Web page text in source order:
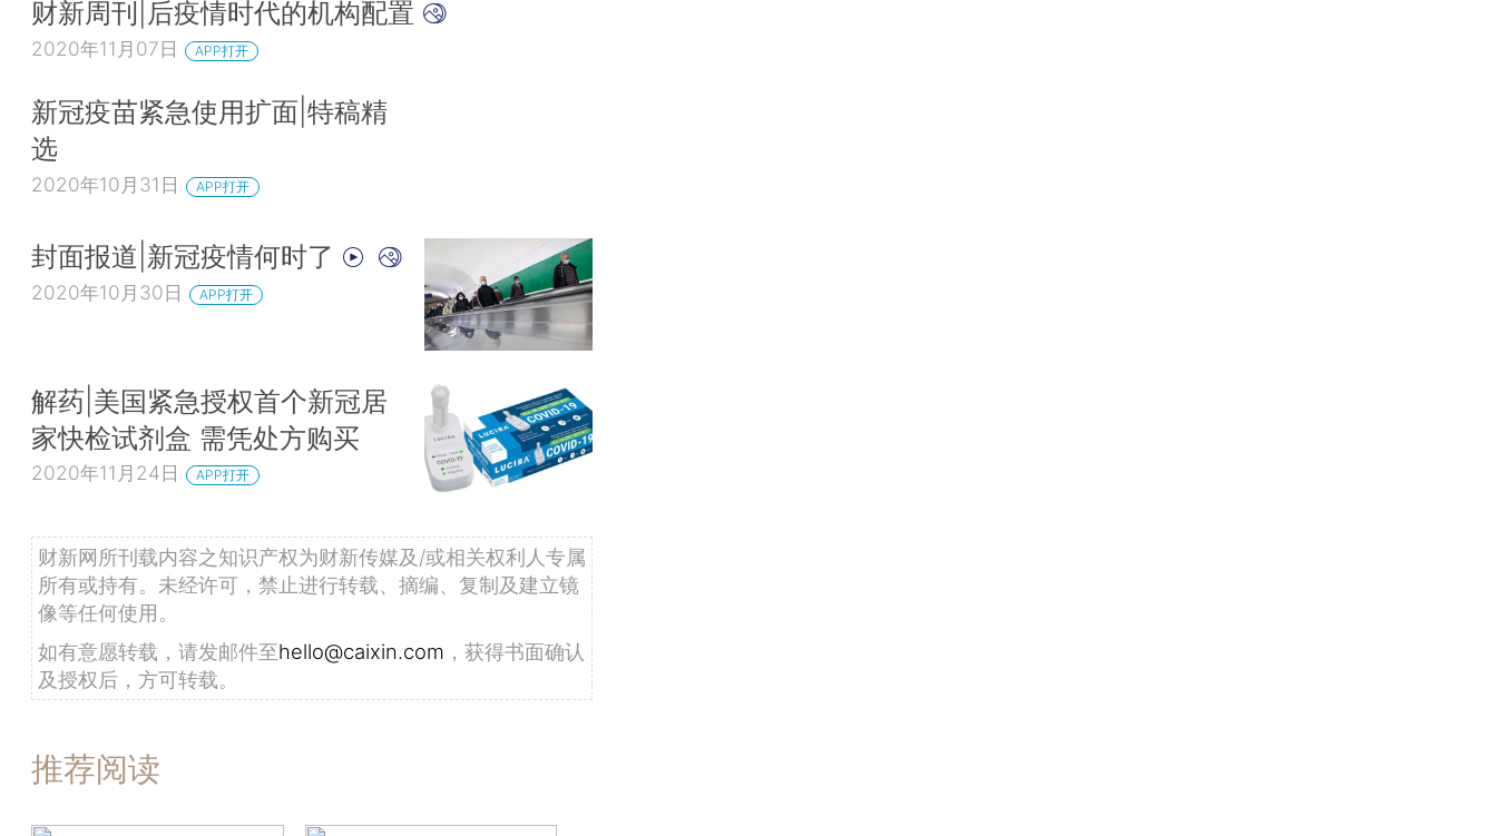
财新周刊|后疫情时代的机构配置
2020年11月07日 APP打开
新冠疫苗紧急使用扩面|特稿精
选
2020年10月31日 APP打开
封面报道|新冠疫情何时了
2020年10月30日 APP打开
解药|美国紧急授权首个新冠居
家快检试剂盒 需凭处方购买
2020年11月24日 APP打开
财新网所刊载内容之知识产权为财新传媒及/或相关权利人专属
所有或持有。未经许可，禁止进行转载、摘编、复制及建立镜
像等任何使用。
如有意愿转载，请发邮件至hello@caixin.com ，获得书面确认
及授权后，方可转载。
推荐阅读